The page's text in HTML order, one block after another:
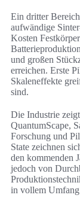
Ein dritter
aufwändige
Kosten
und großen
erreichen. Erste
Skaleneffekte
sind.
Die Industrie
QuantumScape,
Forschung und
State zeichnen
den kommenden
jedoch von
in vollem